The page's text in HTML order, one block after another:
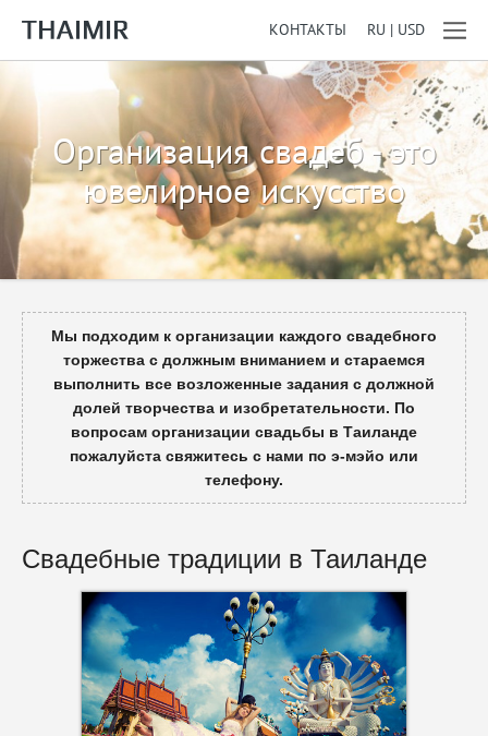
КОНТАКТЫ RU | USD
Организация свадеб - это
ювелирное искусство
Мы подходим к организации каждого свадебного
торжества с должным вниманием и стараемся
выполнить все возложенные задания с должной
долей творчества и изобретательности. По
вопросам организации свадьбы в Таиланде
пожалуйста свяжитесь с нами по э-мэйо или
телефону.
Свадебные традиции в Таиланде